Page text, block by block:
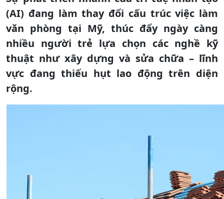
(AI) đang làm thay đổi cấu trúc việc làm
văn phòng tại Mỹ, thúc đẩy ngày càng
nhiều người trẻ lựa chọn các nghề kỹ
thuật như xây dựng và sửa chữa – lĩnh
vực đang thiếu hụt lao động trên diện
rộng.